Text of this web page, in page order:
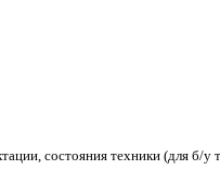
состояния техники (для б/у